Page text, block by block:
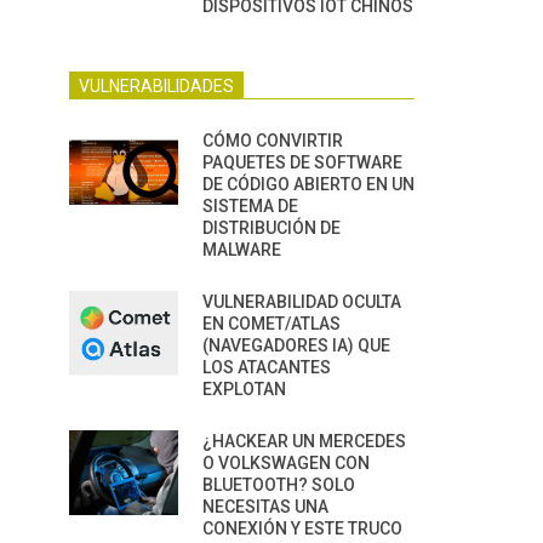
DISPOSITIVOS IOT CHINOS
VULNERABILIDADES
CÓMO CONVIRTIR
PAQUETES DE SOFTWARE
DE CÓDIGO ABIERTO EN UN
SISTEMA DE
DISTRIBUCIÓN DE
MALWARE
VULNERABILIDAD OCULTA
EN COMET/ATLAS
(NAVEGADORES IA) QUE
LOS ATACANTES
EXPLOTAN
¿HACKEAR UN MERCEDES
O VOLKSWAGEN CON
BLUETOOTH? SOLO
NECESITAS UNA
CONEXIÓN Y ESTE TRUCO